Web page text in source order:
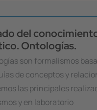
del
Ontologías.
son formalismos
de conceptos y
las principales
y en laboratorio